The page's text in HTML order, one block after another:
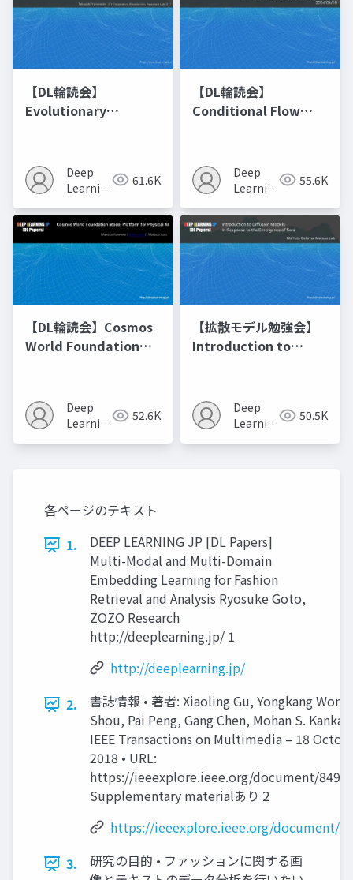
【DL輪読会】
Evolutionary
Recipes モデルマージ
の進化的最適化
Deep
Learning
61.6K
【DL輪読会】
Conditional Flow
Deep
Learning
55.6K
【DL輪読会】Cosmos
World Foundation
Deep
Learning
52.6K
【拡散モデル勉強会】
Introduction to
Deep
Learning
50.5K
各ページのテキスト
1.
DEEP LEARNING JP [DL Papers]
Multi-Modal and Multi-Domain
Embedding Learning for Fashion
Retrieval and Analysis Ryosuke Goto,
ZOZO Research
http://deeplearning.jp/ 1
http://deeplearning.jp/
2.
書誌情報 • 著者: Xiaoling Gu, Yongkang
Shou, Pai Peng, Gang Chen, Mohan S.
IEEE Transactions on Multimedia – 18
2018 • URL:
https://ieeexplore.ieee.org/document/
Supplementary materialあり 2
https://ieeexplore.ieee.org/document/
3.
研究の目的 • ファッションに関する画